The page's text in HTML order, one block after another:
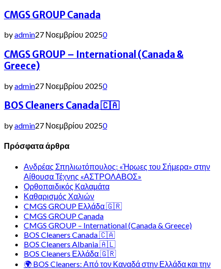
CMGS GROUP Canada
byadmin27 Νοεμβρίου 20250
CMGS GROUP – International (Canada &
Greece)
byadmin27 Νοεμβρίου 20250
BOS Cleaners Canada 🇨🇦
byadmin27 Νοεμβρίου 20250
Πρόσφατα άρθρα
Ανδρέας Σπηλιωτόπουλος: «Ήρωες του Σήμερα» στην
Αίθουσα Τέχνης «ΑΣΤΡΟΛΑΒΟΣ»
Ορθοπαιδικός Καλαμάτα
Καθαρισμός Χαλιών
CMGS GROUP Ελλάδα 🇬🇷
CMGS GROUP Canada
CMGS GROUP – International (Canada & Greece)
BOS Cleaners Canada 🇨🇦
BOS Cleaners Albania 🇦🇱
BOS Cleaners Ελλάδα 🇬🇷
🌍 BOS Cleaners: Από τον Καναδά στην Ελλάδα και την